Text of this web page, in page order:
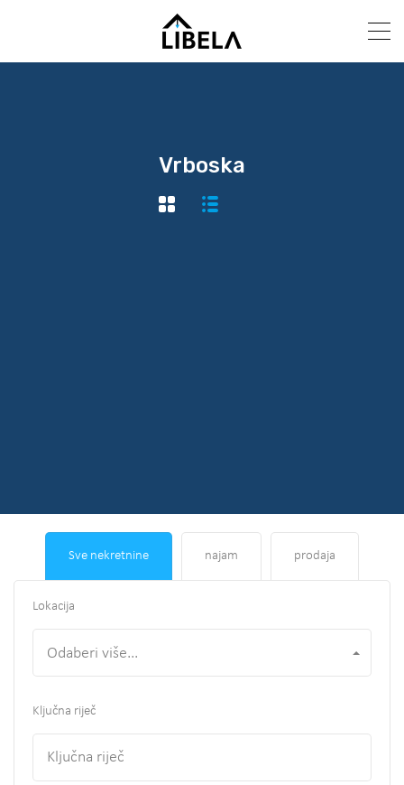
Vrboska
Sve nekretnine najam prodaja
Lokacija
Odaberi više...
Ključna riječ